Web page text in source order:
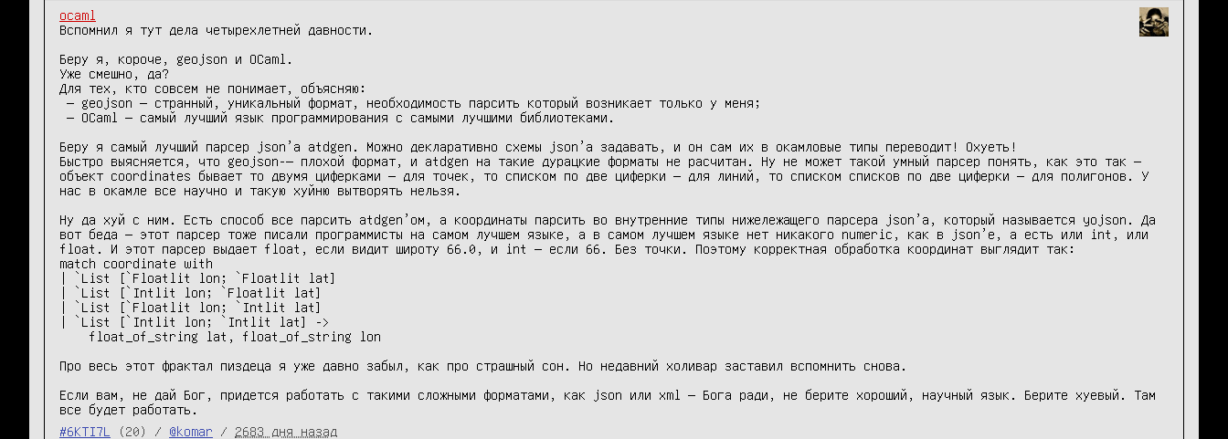
ocaml
Вспомнил я тут дела четырехлетней давности.
Беру я, короче, geojson и OCaml.
Уже смешно, да?
Для тех, кто совсем не понимает, объясняю:
Беру я самый лучший парсер json’а atdgen. Можно декларативно схемы json’а задавать, и он сам их в окамловые типы переводит! Охуеть!
Быстро выясняется, что geojson-— плохой формат, и atdgen на такие дурацкие форматы не расчитан. Ну не может такой умный парсер понять, как это так —
объект coordinates бывает то двумя циферками — для точек, то списком по две циферки — для линий, то списком списков по две циферки — для полигонов. У
нас в окамле все научно и такую хуйню вытворять нельзя.
Ну да хуй с ним. Есть способ все парсить atdgen’ом, а координаты парсить во внутренние типы нижележащего парсера json’а, который называется yojson. Да
вот беда — этот парсер тоже писали программисты на самом лучшем языке, а в самом лучшем языке нет никакого numeric, как в json’е, а есть или int, или
float. И этот парсер выдает float, если видит широту 66.0, и int — если 66. Без точки. Поэтому корректная обработка координат выглядит так:
match coordinate with
| `List [`Floatlit lon; `Floatlit lat]
| `List [`Intlit lon; `Floatlit lat]
| `List [`Floatlit lon; `Intlit lat]
| `List [`Intlit lon; `Intlit lat] ->
Про весь этот фрактал пиздеца я уже давно забыл, как про страшный сон. Но недавний холивар заставил вспомнить снова.
Если вам, не дай Бог, придется работать с такими сложными форматами, как json или xml — Бога ради, не берите хороший, научный язык. Берите хуевый. Там
все будет работать.
#6KTI7L
(20) / @komar / 2683 дня назад